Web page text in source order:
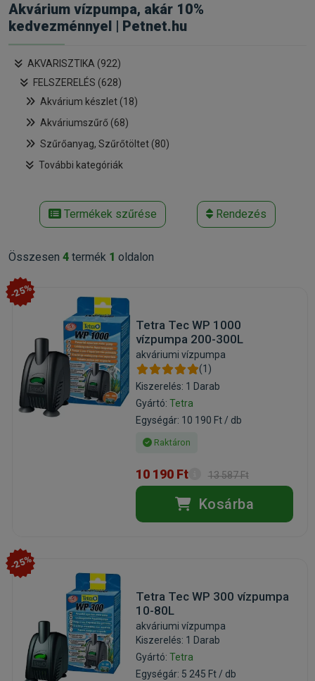
Akvárium vízpumpa, akár 10%
kedvezménnyel | Petnet.hu
AKVARISZTIKA (922)
FELSZERELÉS (628)
Akvárium készlet (18)
Akváriumszűrő (68)
Szűrőanyag, Szűrőtöltet (80)
További kategóriák
Termékek szűrése Rendezés
Összesen 4 termék 1 oldalon
-25%
Tetra Tec WP 1000
vízpumpa 200-300L
akváriumi vízpumpa
(1)
Kiszerelés: 1 Darab
Gyártó: Tetra
Egységár: 10 190 Ft / db
Raktáron
10 190 Ft 13 587 Ft
Kosárba
-25%
Tetra Tec WP 300 vízpumpa
10-80L
akváriumi vízpumpa
Kiszerelés: 1 Darab
Gyártó: Tetra
Egységár: 5 245 Ft / db